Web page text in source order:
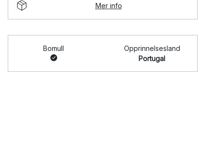
Mer info
Bomull
Opprinnelsesland
Portugal